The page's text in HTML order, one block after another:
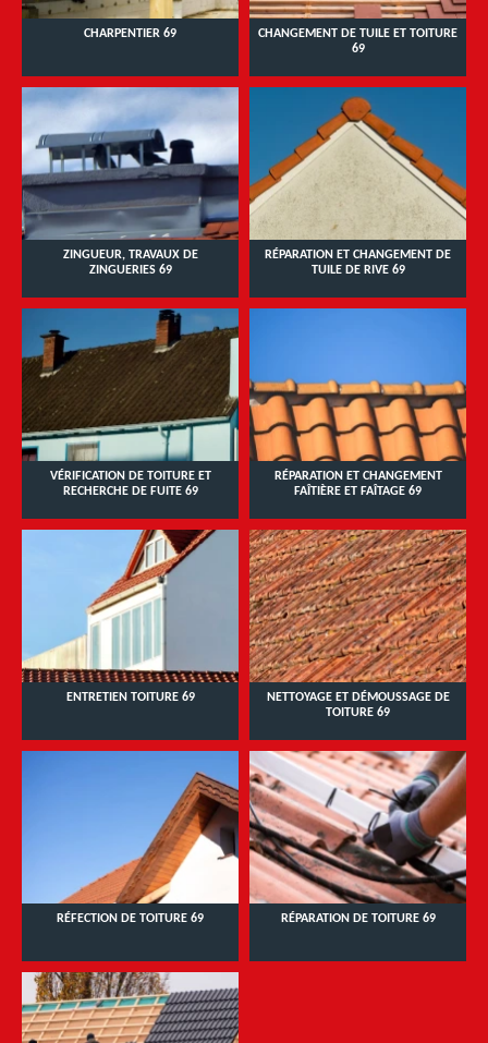
CHARPENTIER 69
CHANGEMENT DE TUILE ET TOITURE
69
ZINGUEUR, TRAVAUX DE
ZINGUERIES 69
RÉPARATION ET CHANGEMENT DE
TUILE DE RIVE 69
VÉRIFICATION DE TOITURE ET
RECHERCHE DE FUITE 69
RÉPARATION ET CHANGEMENT
FAÎTIÈRE ET FAÎTAGE 69
ENTRETIEN TOITURE 69
NETTOYAGE ET DÉMOUSSAGE DE
TOITURE 69
RÉFECTION DE TOITURE 69 RÉPARATION DE TOITURE 69